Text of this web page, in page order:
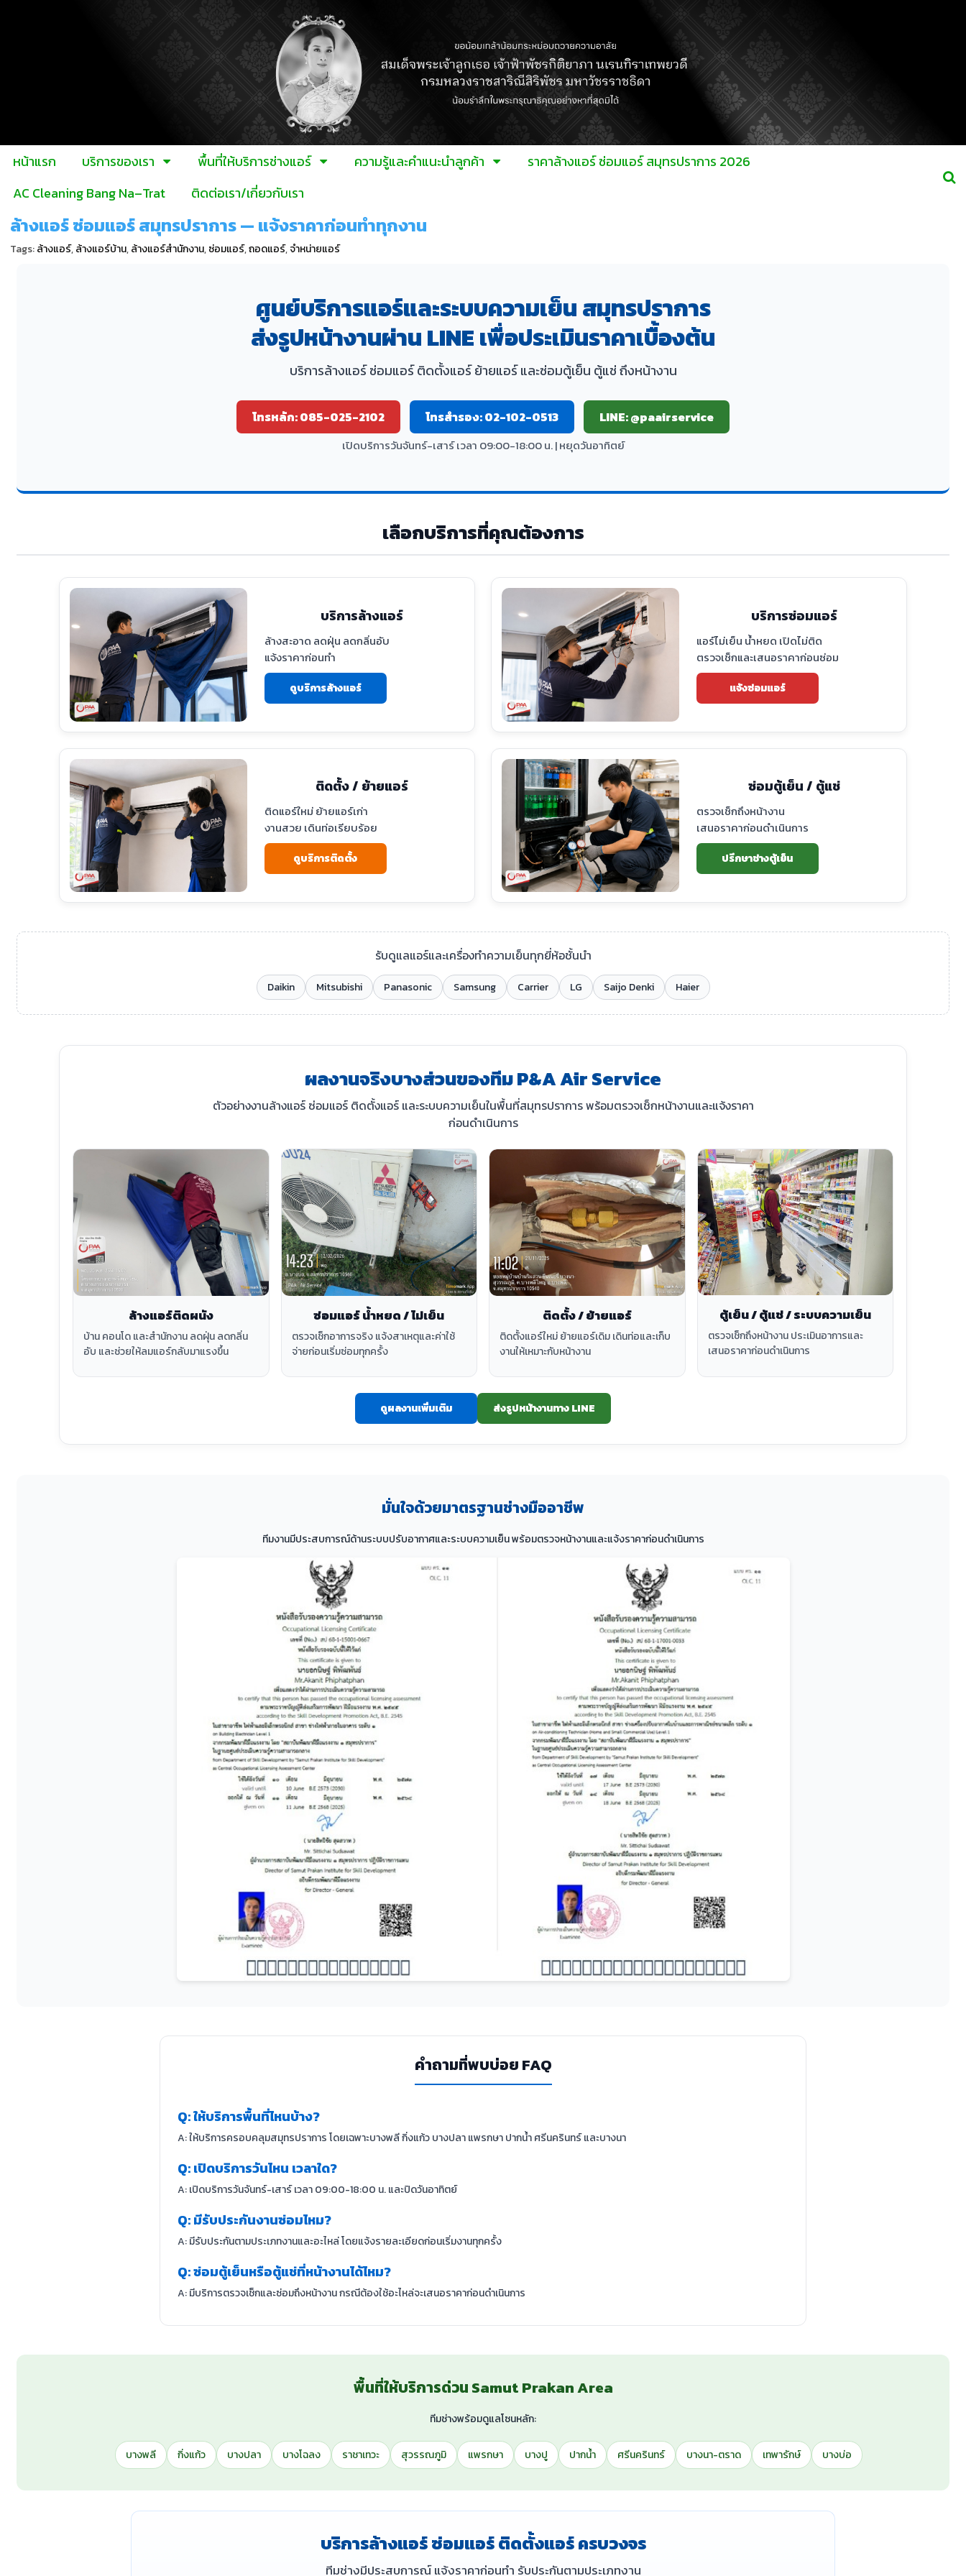
หน้าแรก บริการของเรา พื้นที่ให้บริการช่างแอร์ ความรู้และคำแนะนำลูกค้า
ราคาล้างแอร์ ซ่อมแอร์ สมุทรปราการ 2026
AC Cleaning Bang Na–Trat
ติดต่อเรา/เกี่ยวกับเรา
ล้างแอร์ ซ่อมแอร์ สมุทรปราการ — แจ้งราคาก่อนทำทุกงาน
Tags:ล้างแอร์,ล้างแอร์บ้าน,ล้างแอร์สำนักงาน,ซ่อมแอร์,ถอดแอร์,จำหน่ายแอร์
ศูนย์บริการแอร์และระบบความเย็น สมุทรปราการ
ส่งรูปหน้างานผ่าน LINE เพื่อประเมินราคาเบื้องต้น
บริการล้างแอร์ ซ่อมแอร์ ติดตั้งแอร์ ย้ายแอร์ และซ่อมตู้เย็น ตู้แช่ ถึงหน้างาน
โทรหลัก: 085-025-2102 โทรสำรอง: 02-102-0513 LINE: @paairservice
เปิดบริการวันจันทร์-เสาร์ เวลา 09:00-18:00 น. | หยุดวันอาทิตย์
เลือกบริการที่คุณต้องการ
บริการล้างแอร์
ล้างสะอาด ลดฝุ่น ลดกลิ่นอับ
แจ้งราคาก่อนทำ
ดูบริการล้างแอร์
บริการซ่อมแอร์
แอร์ไม่เย็น น้ำหยด เปิดไม่ติด
ตรวจเช็กและเสนอราคาก่อนซ่อม
แจ้งซ่อมแอร์
ติดตั้ง / ย้ายแอร์
ติดแอร์ใหม่ ย้ายแอร์เก่า
งานสวย เดินท่อเรียบร้อย
ดูบริการติดตั้ง
ซ่อมตู้เย็น / ตู้แช่
ตรวจเช็กถึงหน้างาน
เสนอราคาก่อนดำเนินการ
ปรึกษาช่างตู้เย็น
รับดูแลแอร์และเครื่องทำความเย็นทุกยี่ห้อชั้นนำ
Daikin Mitsubishi Panasonic Samsung Carrier LG Saijo Denki Haier
ผลงานจริงบางส่วนของทีม P&A Air Service
ตัวอย่างงานล้างแอร์ ซ่อมแอร์ ติดตั้งแอร์ และระบบความเย็นในพื้นที่สมุทรปราการ พร้อมตรวจเช็กหน้างานและแจ้งราคา
ก่อนดำเนินการ
ล้างแอร์ติดผนัง
บ้าน คอนโด และสำนักงาน ลดฝุ่น ลดกลิ่น
อับ และช่วยให้ลมแอร์กลับมาแรงขึ้น
ซ่อมแอร์ น้ำหยด / ไม่เย็น
ตรวจเช็กอาการจริง แจ้งสาเหตุและค่าใช้
จ่ายก่อนเริ่มซ่อมทุกครั้ง
ติดตั้ง / ย้ายแอร์
ติดตั้งแอร์ใหม่ ย้ายแอร์เดิม เดินท่อและเก็บ
งานให้เหมาะกับหน้างาน
ตู้เย็น / ตู้แช่ / ระบบความเย็น
ตรวจเช็กถึงหน้างาน ประเมินอาการและ
เสนอราคาก่อนดำเนินการ
ดูผลงานเพิ่มเติม ส่งรูปหน้างานทาง LINE
มั่นใจด้วยมาตรฐานช่างมืออาชีพ
ทีมงานมีประสบการณ์ด้านระบบปรับอากาศและระบบความเย็น พร้อมตรวจหน้างานและแจ้งราคาก่อนดำเนินการ
คำถามที่พบบ่อย FAQ
Q: ให้บริการพื้นที่ไหนบ้าง?
A: ให้บริการครอบคลุมสมุทรปราการ โดยเฉพาะบางพลี กิ่งแก้ว บางปลา แพรกษา ปากน้ำ ศรีนครินทร์ และบางนา
Q: เปิดบริการวันไหน เวลาใด?
A: เปิดบริการวันจันทร์-เสาร์ เวลา 09:00-18:00 น. และปิดวันอาทิตย์
Q: มีรับประกันงานซ่อมไหม?
A: มีรับประกันตามประเภทงานและอะไหล่ โดยแจ้งรายละเอียดก่อนเริ่มงานทุกครั้ง
Q: ซ่อมตู้เย็นหรือตู้แช่ที่หน้างานได้ไหม?
A: มีบริการตรวจเช็กและซ่อมถึงหน้างาน กรณีต้องใช้อะไหล่จะเสนอราคาก่อนดำเนินการ
พื้นที่ให้บริการด่วน Samut Prakan Area
ทีมช่างพร้อมดูแลโซนหลัก:
บางพลี กิ่งแก้ว บางปลา บางโฉลง ราชาเทวะ สุวรรณภูมิ แพรกษา บางปู ปากน้ำ ศรีนครินทร์ บางนา-ตราด เทพารักษ์ บางบ่อ
บริการล้างแอร์ ซ่อมแอร์ ติดตั้งแอร์ ครบวงจร
ทีมช่างมีประสบการณ์ แจ้งราคาก่อนทำ รับประกันตามประเภทงาน